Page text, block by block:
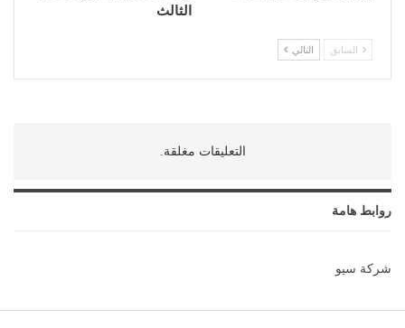
الثالث
السابق التالي
التعليقات مغلقة.
روابط هامة
شركة سيو